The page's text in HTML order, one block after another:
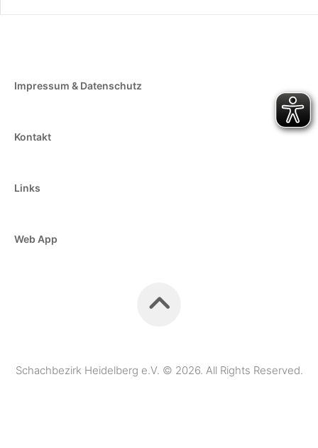
Impressum & Datenschutz
Kontakt
Links
Web App
Schachbezirk Heidelberg e.V. © 2026. All Rights Reserved.